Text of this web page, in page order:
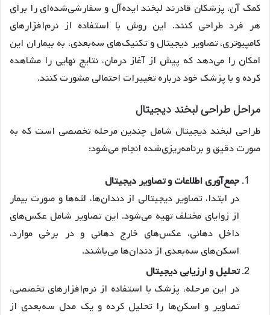
کمک آن، پزشکان قادرند لبخند ایده‌آل و سفارشی‌شده‌ای را برای
هر فرد طراحی کنند. این روش با استفاده از نرم‌افزارهای
کامپیوتری، تصاویر دیجیتال و تکنیک‌های سه‌بعدی، به بیماران این
امکان را می‌دهد که پیش از آغاز درمان، نتایج نهایی را مشاهده
کرده و با پزشک خود درباره تغییرات احتمالی مشورت کنند.
مراحل طراحی لبخند دیجیتال
طراحی لبخند دیجیتال شامل چندین مرحله تخصصی است که به
صورت دقیق و برنامه‌ریزی‌شده انجام می‌شود:
جمع‌آوری اطلاعات و تصاویر دیجیتال
در ابتدا، تصاویر دیجیتالی از دندان‌ها، لثه‌ها و صورت بیمار
از زوایای مختلف تهیه می‌شود. این تصاویر شامل عکس‌های
داخل دهانی، عکس‌های خارج دهانی و در برخی موارد،
اسکن‌های سه‌بعدی از دندان‌ها می‌باشند.
تحلیل و ارزیابی دیجیتال
در این مرحله، پزشک با استفاده از نرم‌افزارهای تخصصی،
تصاویر و اسکن‌ها را تحلیل کرده و یک مدل سه‌بعدی از